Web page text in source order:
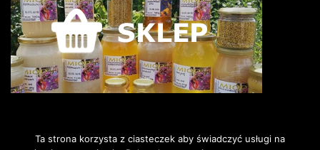
Ta strona korzysta z ciasteczek aby świadczyć usługi na